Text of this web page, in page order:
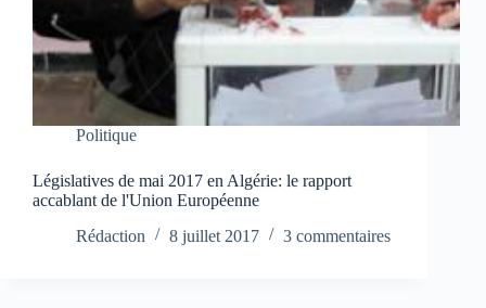
Politique
Législatives de mai 2017 en Algérie: le rapport
accablant de l'Union Européenne
Rédaction
8 juillet 2017 3 commentaires